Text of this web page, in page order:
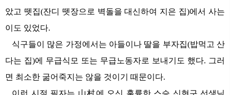
았고 뗏집(잔디 뗏장으로 벽돌을 대신하여 지은 집)에서 사는
이도 있었다.
식구들이 많은 가정에서는 아들이나 딸을 부자집(밥먹고 산
다는 집)에 무급식모 또는 무급노동자로 보내기도 했다. 그러
면 최소한 굶어죽지는 않을 것이기 때문이다.
이런 시절 필자는 山村에 오신 훌륭한 스승 신현구 선생님